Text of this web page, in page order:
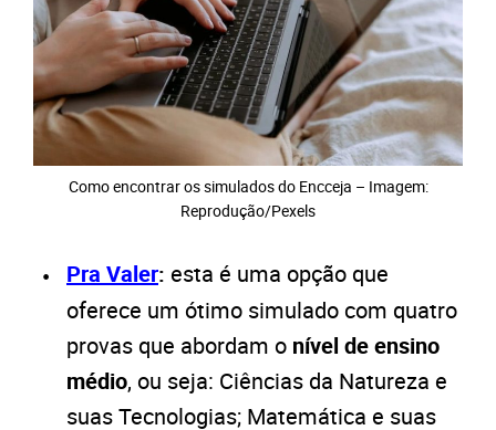
Como encontrar os simulados do Encceja – Imagem:
Reprodução/Pexels
Pra Valer: esta é uma opção que
oferece um ótimo simulado com quatro
provas que abordam o nível de ensino
médio, ou seja: Ciências da Natureza e
suas Tecnologias; Matemática e suas